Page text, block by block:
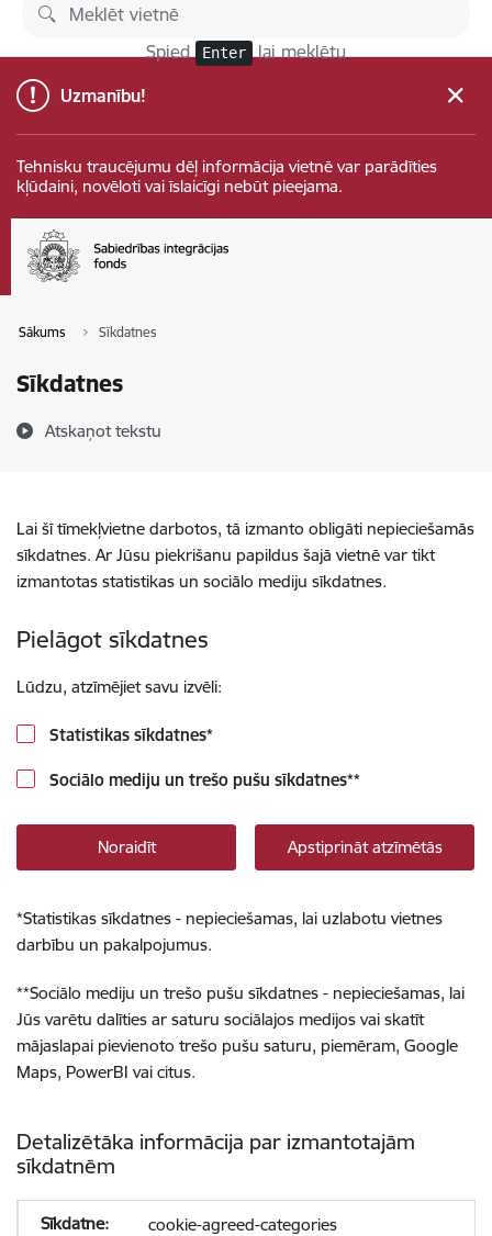
Pāriet uz lapas saturu
Spied Enter lai meklētu
Uzmanību!
Tehnisku traucējumu dēļ informācija vietnē var parādīties
kļūdaini, novēloti vai īslaicīgi nebūt pieejama.
Sākums Sīkdatnes
Sīkdatnes
Atskaņot tekstu
Lai šī tīmekļvietne darbotos, tā izmanto obligāti nepieciešamās
sīkdatnes. Ar Jūsu piekrišanu papildus šajā vietnē var tikt
izmantotas statistikas un sociālo mediju sīkdatnes.
Pielāgot sīkdatnes
Lūdzu, atzīmējiet savu izvēli:
Statistikas sīkdatnes*
Sociālo mediju un trešo pušu sīkdatnes**
Noraidīt Apstiprināt atzīmētās
*Statistikas sīkdatnes - nepieciešamas, lai uzlabotu vietnes
darbību un pakalpojumus.
**Sociālo mediju un trešo pušu sīkdatnes - nepieciešamas, lai
Jūs varētu dalīties ar saturu sociālajos medijos vai skatīt
mājaslapai pievienoto trešo pušu saturu, piemēram, Google
Maps, PowerBI vai citus.
Detalizētāka informācija par izmantotajām
sīkdatnēm
cookie-agreed-categories